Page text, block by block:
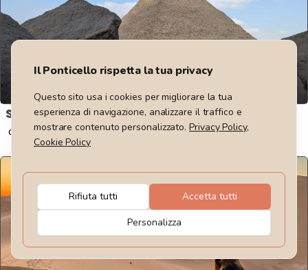
giorni
Short Break in Egitto
da 1265€
Il Ponticello rispetta la tua privacy
Questo sito usa i cookies per migliorare la tua
esperienza di navigazione, analizzare il traffico e
mostrare contenuto personalizzato. Privacy Policy,
Cookie Policy
Rifiuta tutti
Accetta tutti
Personalizza